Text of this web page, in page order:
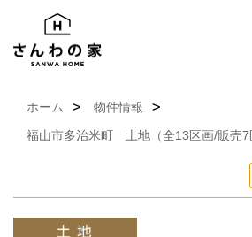
ホーム
物件情報
福山市多治米町 土地（全13区画/販売7